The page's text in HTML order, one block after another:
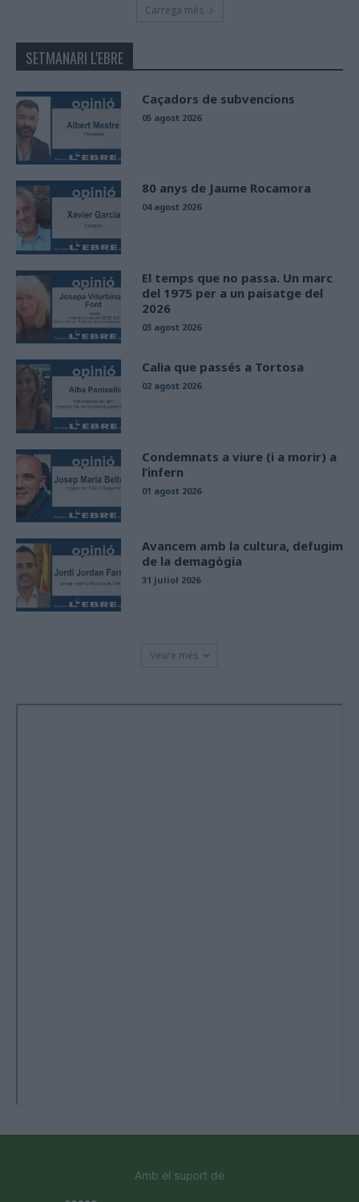
Carrega més
SETMANARI L'EBRE
Caçadors de subvencions
05 agost 2026
80 anys de Jaume Rocamora
04 agost 2026
El temps que no passa. Un marc
del 1975 per a un paisatge del
2026
03 agost 2026
Calia que passés a Tortosa
02 agost 2026
Condemnats a viure (i a morir) a
l’infern
01 agost 2026
Avancem amb la cultura, defugim
de la demagògia
31 juliol 2026
Veure més
Amb el suport de